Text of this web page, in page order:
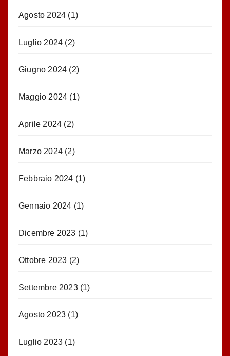
Agosto 2024 (1)
Luglio 2024 (2)
Giugno 2024 (2)
Maggio 2024 (1)
Aprile 2024 (2)
Marzo 2024 (2)
Febbraio 2024 (1)
Gennaio 2024 (1)
Dicembre 2023 (1)
Ottobre 2023 (2)
Settembre 2023(1)
Agosto 2023 (1)
Luglio 2023 (1)